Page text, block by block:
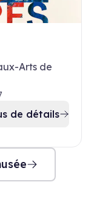
Arts de
de détails